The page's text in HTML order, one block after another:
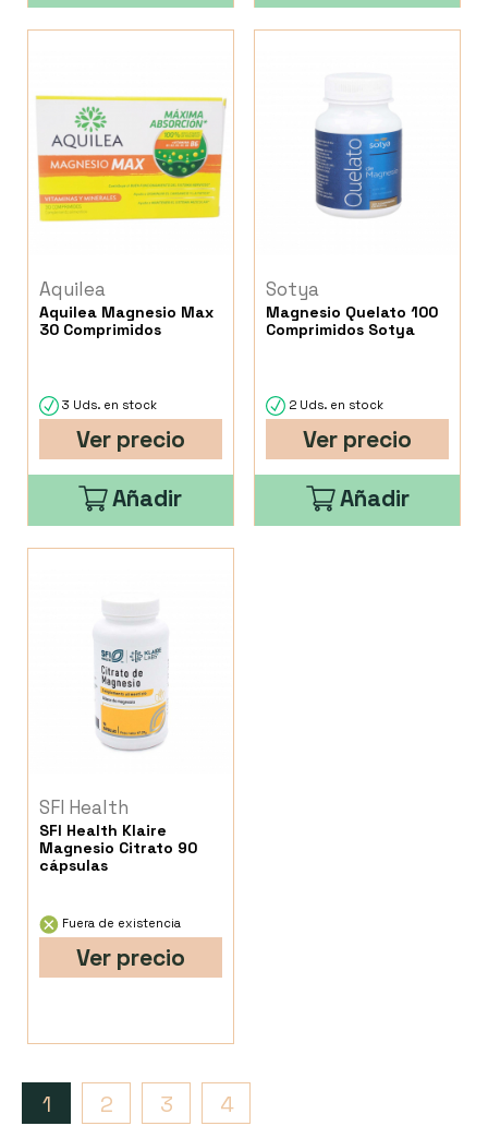
Aquilea
Aquilea Magnesio Max
30 Comprimidos
3 Uds. en stock
Ver precio
Añadir
Sotya
Magnesio Quelato 100
Comprimidos Sotya
2 Uds. en stock
Ver precio
Añadir
SFI Health
SFI Health Klaire
Magnesio Citrato 90
cápsulas
Fuera de existencia
Ver precio
1 2 3 4